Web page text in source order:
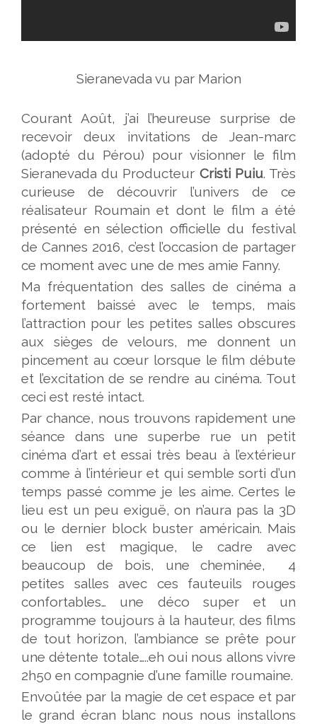
Sieranevada vu par Marion
Courant Août, j’ai l’heureuse surprise de
recevoir deux invitations de Jean-marc
(adopté du Pérou) pour visionner le film
Sieranevada du Producteur Cristi Puiu. Très
curieuse de découvrir l’univers de ce
réalisateur Roumain et dont le film a été
présenté en sélection officielle du festival
de Cannes 2016, c’est l’occasion de partager
ce moment avec une de mes amie Fanny.
Ma fréquentation des salles de cinéma a
fortement baissé avec le temps, mais
l’attraction pour les petites salles obscures
aux sièges de velours, me donnent un
pincement au cœur lorsque le film débute
et l’excitation de se rendre au cinéma. Tout
ceci est resté intact.
Par chance, nous trouvons rapidement une
séance dans une superbe rue un petit
cinéma d’art et essai très beau à l’extérieur
comme à l’intérieur et qui semble sorti d’un
temps passé comme je les aime. Certes le
lieu est un peu exiguë, on n’aura pas la 3D
ou le dernier block buster américain. Mais
ce lien est magique, le cadre avec
beaucoup de bois, une cheminée, 4
petites salles avec ces fauteuils rouges
confortables… une déco super et un
programme toujours à la hauteur, des films
de tout horizon, l’ambiance se prête pour
une détente totale…..eh oui nous allons vivre
2h50 en compagnie d’une famille roumaine.
Envoûtée par la magie de cet espace et par
le grand écran blanc nous nous installons